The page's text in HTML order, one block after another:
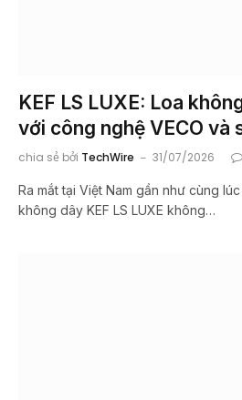
KEF LS LUXE: Loa
với công nghệ VECO và
chia sẻ bởi TechWire 31/07/2026
Ra mắt tại Việt Nam gần như cùng
không dây KEF LS LUXE không…